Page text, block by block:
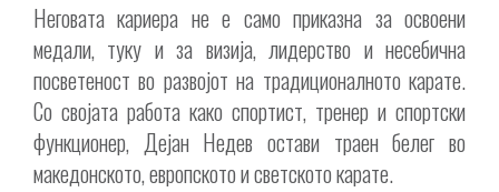
Неговата кариера не е само приказна за освоени
медали, туку и за визија, лидерство и несебична
посветеност во развојот на традиционалното карате.
Со својата работа како спортист, тренер и спортски
функционер, Дејан Недев остави траен белег во
македонското, европското и светското карате.